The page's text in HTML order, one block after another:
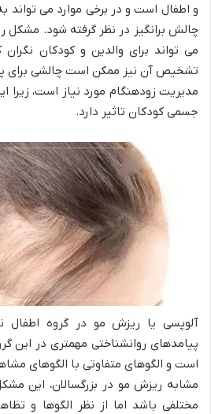
و اطفال است و در برخی موارد می
چالش برانگیز در نظر گرفته شود.
می تواند برای والدین و کودکان نگران
تشخیص آن نیز ممکن است چالشی برای
مدیریت زودهنگام مورد نیاز است، زیرا
جسمی کودکان تاثیر دارد.
آلوپسی یا ریزش مو در گروه اطفال
پیامدهای روانشناختی مهمتری در این
است و الگوهای متفاوتی با الگوهای
مشابه ریزش مو در بزرگسالان، این
مختلفی باشد اما از نظر الگوها و